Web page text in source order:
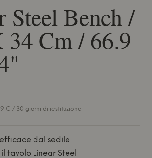
Steel Bench /
34 Cm / 66.9
€ / 30 giorni di restituzione
dal sedile
tavolo Linear Steel